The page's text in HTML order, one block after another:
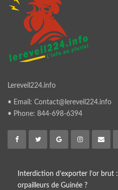
Lereveil224.info
• Email: Contact@lereveil224.info
• Phone: 844-698-6394
Interdiction d’exporter l’or brut
orpailleurs de Guinée ?